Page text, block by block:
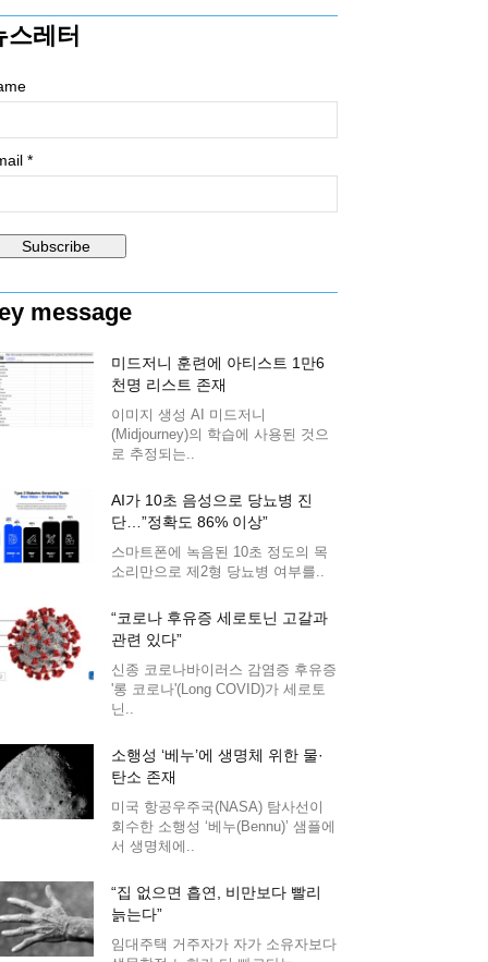
스레터
*
message
미드저니 훈련에 아티스트 1만6
천명 리스트 존재
이미지 생성 AI 미드저니
(Midjourney)의 학습에 사용된 것으
로 추정되는..
AI가 10초 음성으로 당뇨병 진
단…”정확도 86% 이상”
스마트폰에 녹음된 10초 정도의 목
소리만으로 제2형 당뇨병 여부를..
“코로나 후유증 세로토닌 고갈과
관련 있다”
신종 코로나바이러스 감염증 후유증
'롱 코로나'(Long COVID)가 세로토
닌..
소행성 ‘베누’에 생명체 위한 물·
탄소 존재
미국 항공우주국(NASA) 탐사선이
회수한 소행성 ‘베누(Bennu)’ 샘플에
서 생명체에..
“집 없으면 흡연, 비만보다 빨리
늙는다”
임대주택 거주자가 자가 소유자보다